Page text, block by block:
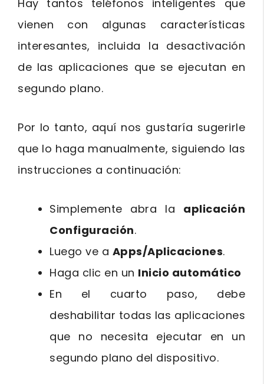
Hay tantos teléfonos inteligentes que
vienen con algunas características
interesantes, incluida la desactivación
de las aplicaciones que se ejecutan en
segundo plano.
Por lo tanto, aquí nos gustaría sugerirle
que lo haga manualmente, siguiendo las
instrucciones a continuación:
Simplemente abra la aplicación
Configuración.
Luego ve a Apps/Aplicaciones.
Haga clic en un Inicio automático
En el cuarto paso, debe
deshabilitar todas las aplicaciones
que no necesita ejecutar en un
segundo plano del dispositivo.